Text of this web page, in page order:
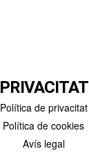
PRIVACITAT
Política de privacitat
Política de cookies
Avís legal